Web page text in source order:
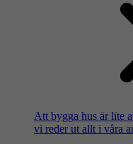
Att bygga hus är lite
vi reder ut allt i våra